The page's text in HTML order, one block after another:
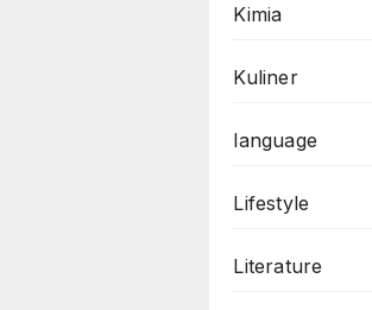
Kimia
Kuliner
language
Lifestyle
Literature